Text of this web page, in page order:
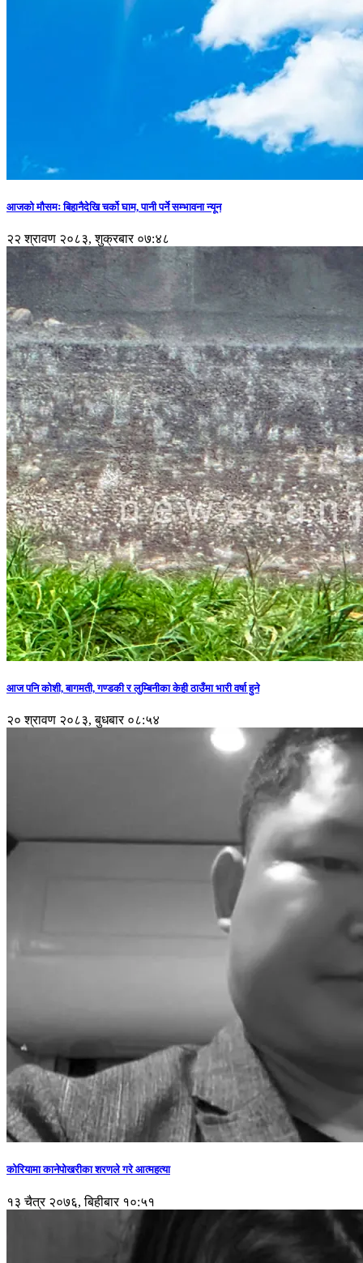
आजको मौसमः बिहानैदेखि चर्को घाम, पानी पर्ने सम्भावना न्यून
२२ श्रावण २०८३, शुक्रबार ०७:४८
आज पनि कोशी, बागमती, गण्डकी र लुम्बिनीका केही ठाउँमा भारी वर्षा हुने
२० श्रावण २०८३, बुधबार ०८:५४
कोरियामा कानेपोखरीका शरणले गरे आत्महत्या
१३ चैत्र २०७६, बिहीबार १०:५१